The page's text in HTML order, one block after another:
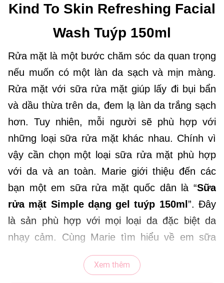
Kind To Skin Refreshing Facial
Wash Tuýp 150ml
Rửa mặt là một bước chăm sóc da quan trọng
nếu muốn có một làn da sạch và mịn màng.
Rửa mặt với sữa rửa mặt giúp lấy đi bụi bẩn
và dầu thừa trên da, đem lạ làn da trắng sạch
hơn. Tuy nhiên, mỗi người sẽ phù hợp với
những loại sữa rửa mặt khác nhau. Chính vì
vậy cần chọn một loại sữa rửa mặt phù hợp
với da và an toàn. Marie giới thiệu đến các
bạn một em sữa rửa mặt quốc dân là “Sữa
rửa mặt Simple dạng gel tuýp 150ml”. Đây
là sản phù hợp với mọi loại da đặc biệt da
nhạy cảm. Cùng Marie tìm hiểu về em sữa
rửa mặt này nhé!!!
Xem thêm